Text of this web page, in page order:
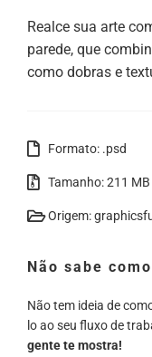
Realce sua arte
parede, que
como dobras e
Formato: .psd
Tamanho: 211 MB
Origem:
Não sabe
Não tem ideia de
lo ao seu fluxo de
gente te mostra!